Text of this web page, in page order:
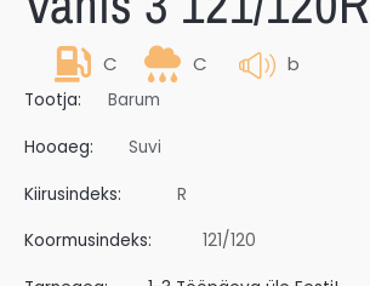
C C b
Tootja: Barum
Hooaeg: Suvi
Kiirusindeks: R
Koormusindeks: 121/120